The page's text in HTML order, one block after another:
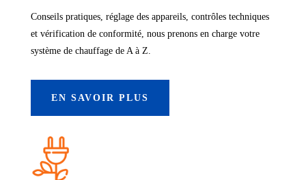
Conseils pratiques, réglage des appareils, contrôles techniques
et vérification de conformité, nous prenons en charge votre
système de chauffage de A à Z.
EN SAVOIR PLUS